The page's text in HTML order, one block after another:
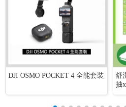
DJI OSMO POCKET 4 全能套裝
舒
抽